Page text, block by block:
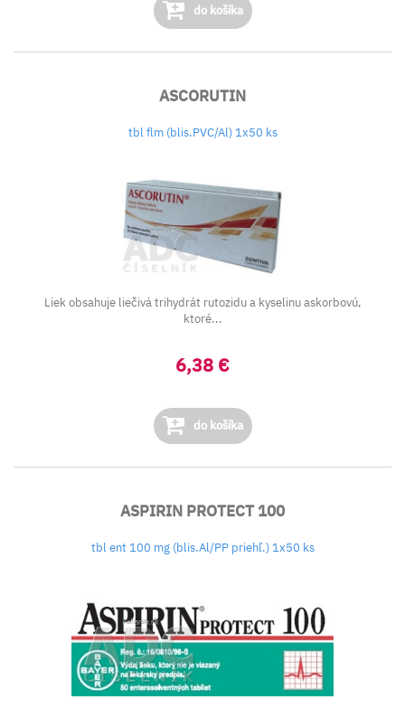
do košíka
ASCORUTIN
tbl flm (blis.PVC/Al) 1x50 ks
Liek obsahuje liečivá trihydrát rutozidu a kyselinu askorbovú,
ktoré...
6,38 €
do košíka
ASPIRIN PROTECT 100
tbl ent 100 mg (blis.Al/PP priehľ.) 1x50 ks